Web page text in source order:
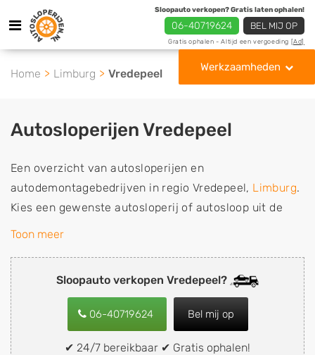
Sloopauto verkopen? Gratis laten ophalen!
06-40719624 BEL MIJ OP
Gratis ophalen - Altijd een vergoeding [Ad]
Werkzaamheden
Home Limburg Vredepeel
Sloopauto verkopen Vredepeel?
06-40719624 Bel mij op
✔ 24/7 bereikbaar ✔ Gratis ophalen!
Autosloperijen Vredepeel
Een overzicht van autosloperijen en
autodemontagebedrijven in regio Vredepeel, Limburg.
Kies een gewenste autosloperij of autosloop uit de
lijst die gespecialiseerd is in de verkoop van
de inkoop van sloopauto's, schadeauto's en
tweedehands auto's (ook zonder apk keuring). Wilt u
uw auto, camper, vrachtwagen, motor of brommobiel
snel en eenvoudig verkopen aan een
demontagebedrijf in de buurt, deze zelf wegbrengen
Toon meer